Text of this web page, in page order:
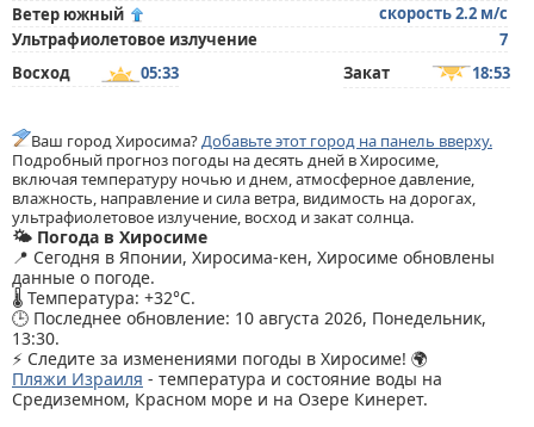
Ветер южный
скорость 2.2 м/с
Ультрафиолетовое излучение
7
Восход
05:33 Закат 18:53
Ваш город Хиросима?Добавьте этот город на панель вверху.
Подробный прогноз погоды на десять дней в Хиросиме,
включая температуру ночью и днем, атмосферное давление,
влажность, направление и сила ветра, видимость на дорогах,
ультрафиолетовое излучение, восход и закат солнца.
🌤️ Погода в Хиросиме
📍 Сегодня в Японии, Хиросима-кен, Хиросиме обновлены
данные о погоде.
🌡️ Температура: +32°C.
🕒 Последнее обновление: 10 августа 2026, Понедельник,
13:30.
⚡ Следите за изменениями погоды в Хиросиме! 🌍
Пляжи Израиля - температура и состояние воды на
Средиземном, Красном море и на Озере Кинерет.